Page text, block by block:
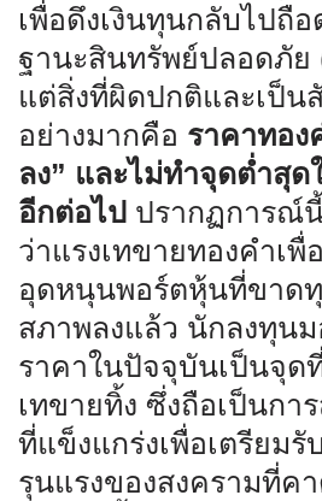
เพื่อดึงเงินทุนกลับไปถื
ฐานะสินทรัพย์ปลอดภัย
แต่สิ่งที่ผิดปกติและเป็
อย่างมากคือ ราคาทอง
ลง” และไม่ทำจุดต่ำสุด
อีกต่อไป ปรากฏการณ์
ว่าแรงเทขายทองคำเพื่
อุดหนุนพอร์ตหุ้นที่ขาด
สภาพลงแล้ว นักลงทุนม
ราคาในปัจจุบันเป็นจุด
เทขายทิ้ง ซึ่งถือเป็นกา
ที่แข็งแกร่งเพื่อเตรียม
รุนแรงของสงครามที่ค